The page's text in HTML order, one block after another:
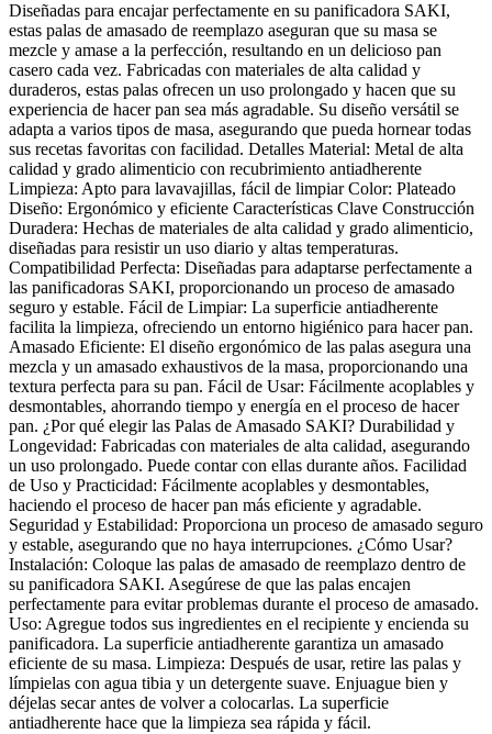
Diseñadas para encajar perfectamente en su panificadora SAKI,
estas palas de amasado de reemplazo aseguran que su masa se
mezcle y amase a la perfección, resultando en un delicioso pan
casero cada vez. Fabricadas con materiales de alta calidad y
duraderos, estas palas ofrecen un uso prolongado y hacen que su
experiencia de hacer pan sea más agradable. Su diseño versátil se
adapta a varios tipos de masa, asegurando que pueda hornear todas
sus recetas favoritas con facilidad. Detalles Material: Metal de alta
calidad y grado alimenticio con recubrimiento antiadherente
Limpieza: Apto para lavavajillas, fácil de limpiar Color: Plateado
Diseño: Ergonómico y eficiente Características Clave Construcción
Duradera: Hechas de materiales de alta calidad y grado alimenticio,
diseñadas para resistir un uso diario y altas temperaturas.
Compatibilidad Perfecta: Diseñadas para adaptarse perfectamente a
las panificadoras SAKI, proporcionando un proceso de amasado
seguro y estable. Fácil de Limpiar: La superficie antiadherente
facilita la limpieza, ofreciendo un entorno higiénico para hacer pan.
Amasado Eficiente: El diseño ergonómico de las palas asegura una
mezcla y un amasado exhaustivos de la masa, proporcionando una
textura perfecta para su pan. Fácil de Usar: Fácilmente acoplables y
desmontables, ahorrando tiempo y energía en el proceso de hacer
pan. ¿Por qué elegir las Palas de Amasado SAKI? Durabilidad y
Longevidad: Fabricadas con materiales de alta calidad, asegurando
un uso prolongado. Puede contar con ellas durante años. Facilidad
de Uso y Practicidad: Fácilmente acoplables y desmontables,
haciendo el proceso de hacer pan más eficiente y agradable.
Seguridad y Estabilidad: Proporciona un proceso de amasado seguro
y estable, asegurando que no haya interrupciones. ¿Cómo Usar?
Instalación: Coloque las palas de amasado de reemplazo dentro de
su panificadora SAKI. Asegúrese de que las palas encajen
perfectamente para evitar problemas durante el proceso de amasado.
Uso: Agregue todos sus ingredientes en el recipiente y encienda su
panificadora. La superficie antiadherente garantiza un amasado
eficiente de su masa. Limpieza: Después de usar, retire las palas y
límpielas con agua tibia y un detergente suave. Enjuague bien y
déjelas secar antes de volver a colocarlas. La superficie
antiadherente hace que la limpieza sea rápida y fácil.